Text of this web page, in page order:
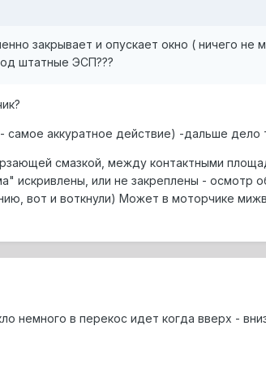
закрывает и опускает окно ( ничего не
штатные ЭСП???
аккуратное действие) -дальше дело
смазкой, между контактными
искривлены, или не закреплены - осмотр
вот и воткнули) Может в моторчике
немного в перекос идет когда вверх -